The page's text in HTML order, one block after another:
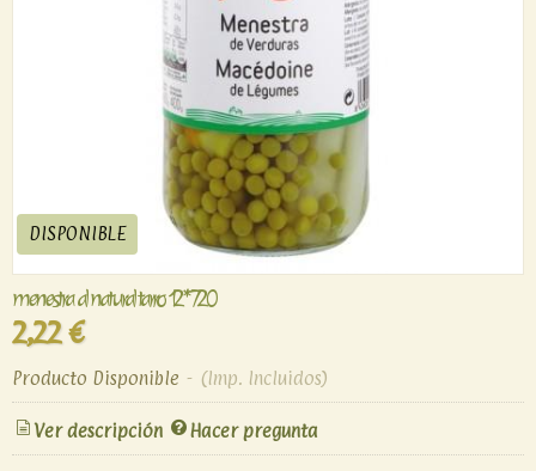
DISPONIBLE
menestra al natural tarro 12*720
2,22 €
Producto Disponible - (Imp. Incluidos)
Ver descripción Hacer pregunta